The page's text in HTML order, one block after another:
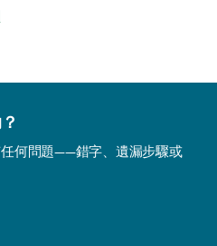
何問題——錯字、遺漏步驟或